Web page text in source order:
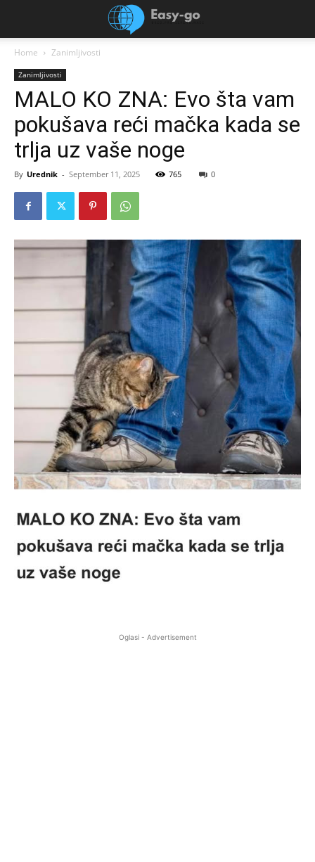
Home Zanimljivosti
Zanimljivosti
MALO KO ZNA: Evo šta vam
pokušava reći mačka kada se
trlja uz vaše noge
By Urednik - September 11, 2025 765 0
Oglasi - Advertisement